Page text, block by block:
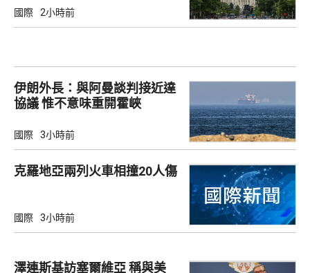
國際 2小時前
伊朗外長：與阿曼談判接近達
協議 惟不意味重開霍峽
國際 3小時前
克羅地亞兩列火車相撞20人傷
國際 3小時前
澤連斯基訪塞爾維亞 稱與美